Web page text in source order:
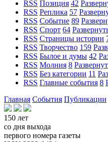
RSS Позиция 42
RSS Реплика 57
RSS Событие 89
RSS Спорт 64
RSS Страницы истории
RSS Творчество 159
RSS Былое и думы 42
RSS Молния 8
RSS Без категории 11
RSS Главные события 8
Главная События Публикации
150 лет
со дня выхода
первого номера газеты